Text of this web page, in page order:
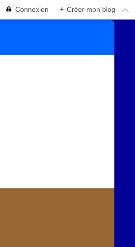
Connexion + Créer mon blog